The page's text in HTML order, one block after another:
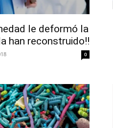
le deformó la
han reconstruido!!
0